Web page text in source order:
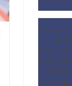
【グロ
ィ 毎月
み立てる
の取り扱
シア教育
ールを選